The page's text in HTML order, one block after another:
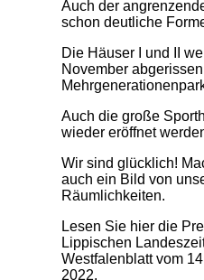
Auch der
schon deutliche
Die Häuser I und II
November
Auch die große
wieder eröffnet
Wir sind glücklich!
auch ein Bild von
Räumlichkeiten.
Lesen Sie hier die
Lippischen
Westfalenblatt vom
2022.